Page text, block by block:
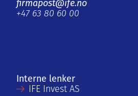
firmapost@ife.no
+47 63 80 60 00
Interne lenker
IFE Invest AS